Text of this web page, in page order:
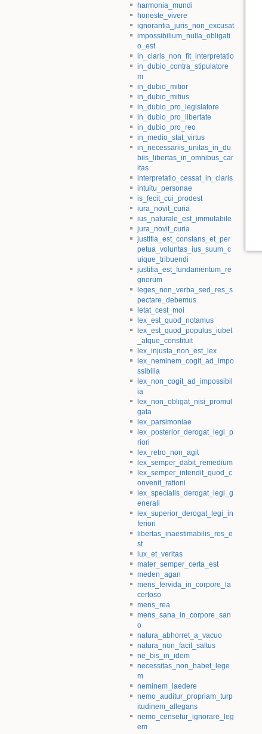
harmonia_mundi
honeste_vivere
ignorantia_juris_non_excusat
impossibilium_nulla_obligati
o_est
in_claris_non_fit_interpretatio
in_dubio_contra_stipulatore
m
in_dubio_mitior
in_dubio_mitius
in_dubio_pro_legislatore
in_dubio_pro_libertate
in_dubio_pro_reo
in_medio_stat_virtus
in_necessariis_unitas_in_du
biis_libertas_in_omnibus_car
itas
interpretatio_cessat_in_claris
intuitu_personae
is_fecit_cui_prodest
iura_novit_curia
ius_naturale_est_immutabile
jura_novit_curia
justitia_est_constans_et_per
petua_voluntas_ius_suum_c
uique_tribuendi
justitia_est_fundamentum_re
gnorum
leges_non_verba_sed_res_s
pectare_debemus
letat_cest_moi
lex_est_quod_notamus
lex_est_quod_populus_iubet
_atque_constituit
lex_injusta_non_est_lex
lex_neminem_cogit_ad_impo
ssibilia
lex_non_cogit_ad_impossibil
ia
lex_non_obligat_nisi_promul
gata
lex_parsimoniae
lex_posterior_derogat_legi_p
riori
lex_retro_non_agit
lex_semper_dabit_remedium
lex_semper_intendit_quod_c
onvenit_rationi
lex_specialis_derogat_legi_g
enerali
lex_superior_derogat_legi_in
feriori
libertas_inaestimabilis_res_e
st
lux_et_veritas
mater_semper_certa_est
meden_agan
mens_fervida_in_corpore_la
certoso
mens_rea
mens_sana_in_corpore_san
o
natura_abhorret_a_vacuo
natura_non_facit_saltus
ne_bis_in_idem
necessitas_non_habet_lege
m
neminem_laedere
nemo_auditur_propriam_turp
itudinem_allegans
nemo_censetur_ignorare_leg
em